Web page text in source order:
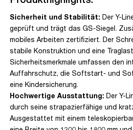
Sicherheit und Stabilität: Der Y-
geprüft und trägt das GS-Siegel.
mobiles Arbeiten zertifiziert. Der
stabile Konstruktion und eine
Sicherheitsmerkmale umfassen den
Auffahrschutz, die Softstart- und
eine Kindersicherung.
Hochwertige Ausstattung: Der Y-
durch seine strapazierfähige und
Ausgestattet mit einem